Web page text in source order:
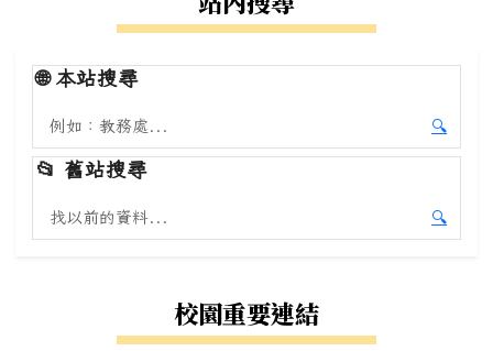
🌐本站搜尋
搜尋本站內容
🔍
開始本
📂 舊站搜尋
搜尋舊站內容
🔍
開始舊
校園重要連結